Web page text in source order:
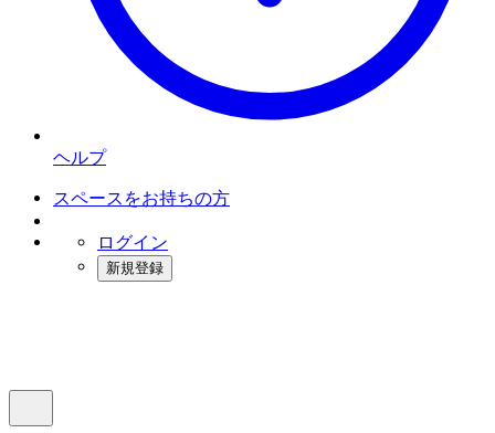
ヘルプ
スペースをお持ちの方
ログイン
新規登録